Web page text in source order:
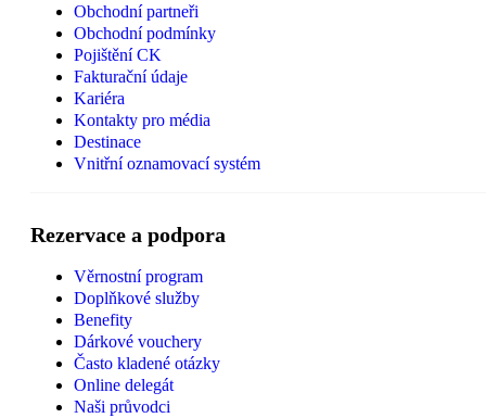
Obchodní partneři
Obchodní podmínky
Pojištění CK
Fakturační údaje
Kariéra
Kontakty pro média
Destinace
Vnitřní oznamovací systém
Rezervace a podpora
Věrnostní program
Doplňkové služby
Benefity
Dárkové vouchery
Často kladené otázky
Online delegát
Naši průvodci